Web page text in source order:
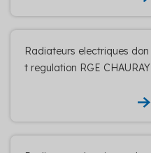
Radiateurs electriques don
t regulation RGE CHAURAY